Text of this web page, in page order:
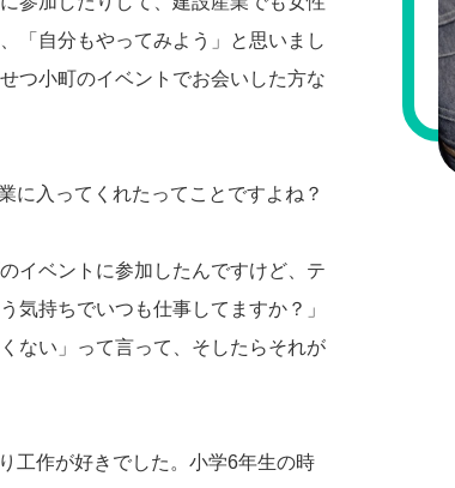
「自分もやってみよう」と思いまし
つ小町のイベントでお会いした方な
に入ってくれたってことですよね？
イベントに参加したんですけど、テ
気持ちでいつも仕事してますか？」
ない」って言って、そしたらそれが
工作が好きでした。小学6年生の時